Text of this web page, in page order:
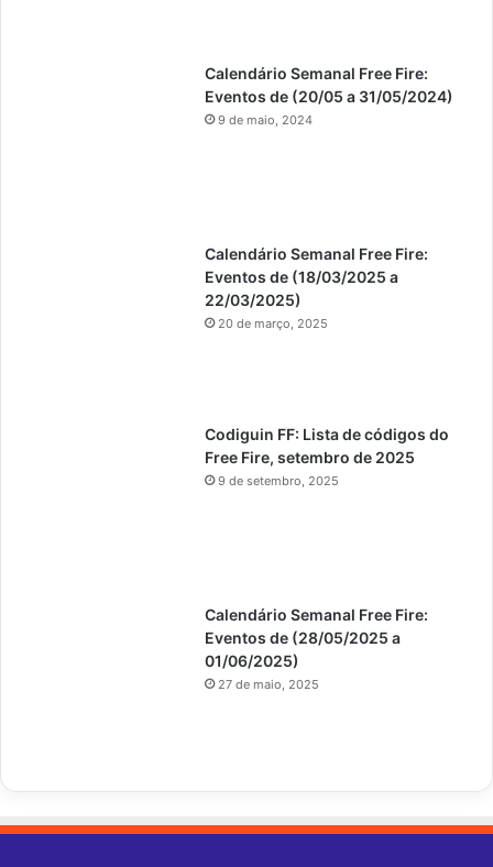
Calendário Semanal Free Fire:
Eventos de (20/05 a 31/05/2024)
9 de maio, 2024
Calendário Semanal Free Fire:
Eventos de (18/03/2025 a
22/03/2025)
20 de março, 2025
Codiguin FF: Lista de códigos do
Free Fire, setembro de 2025
9 de setembro, 2025
Calendário Semanal Free Fire:
Eventos de (28/05/2025 a
01/06/2025)
27 de maio, 2025